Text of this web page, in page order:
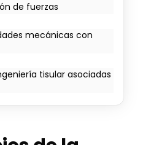
de fuerzas
mecánicas con
tisular asociadas